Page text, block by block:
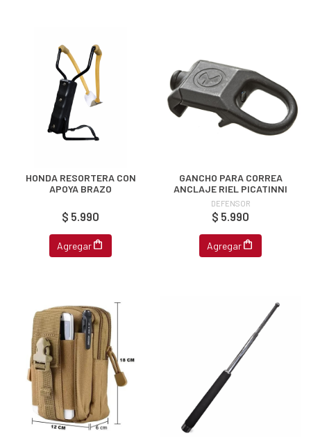
JUGAR
HONDA RESORTERA CON
APOYA BRAZO
$ 5.990
Agregar
GANCHO PARA CORREA
ANCLAJE RIEL PICATINNI
DEFENSOR
$ 5.990
Agregar